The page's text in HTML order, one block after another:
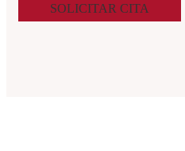
SOLICITAR CITA